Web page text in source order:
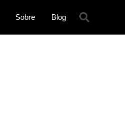
Sobre Blog